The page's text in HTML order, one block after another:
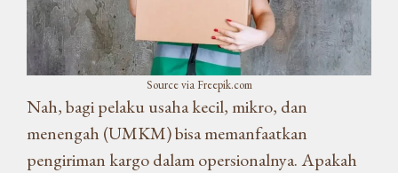
Source via Freepik.com
Nah, bagi pelaku usaha kecil, mikro, dan
menengah (UMKM) bisa memanfaatkan
pengiriman kargo dalam opersionalnya. Apakah